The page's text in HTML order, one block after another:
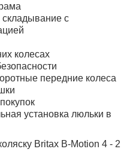
складывание с
колесах
передние колеса
установка люльки в
Britax B-Motion 4 - 2